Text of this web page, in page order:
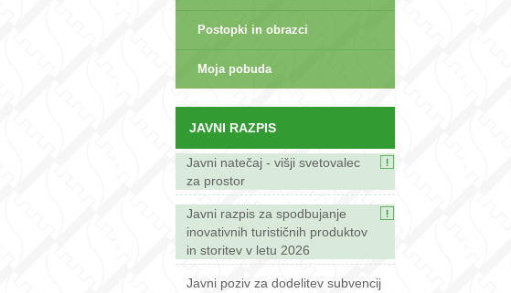
Postopki in obrazci
Moja pobuda
JAVNI RAZPIS
Javni natečaj - višji svetovalec
za prostor
Javni razpis za spodbujanje
inovativnih turističnih produktov
in storitev v letu 2026
Javni poziv za dodelitev subvencij